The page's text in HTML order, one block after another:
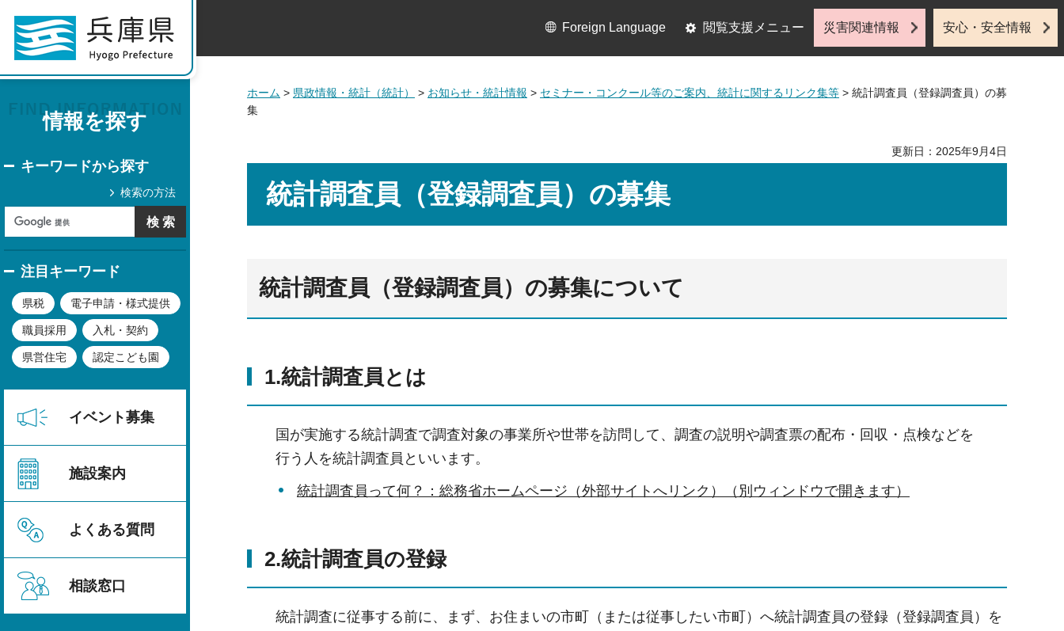
情報を探す
キーワードから探す
検索の方法
注目キーワード
県税 電子申請・様式提供
職員採用 入札・契約
県営住宅 認定こども園
イベント募集
施設案内
よくある質問
相談窓口
Foreign Language 閲覧支援メニュー 災害関連情報 安心・安全情報
ホーム > 県政情報・統計（統計） > お知らせ・統計情報 > セミナー・コンクール等のご案内、統計に関するリンク集等 > 統計調査員（登録調査員）の募
集
更新日：2025年9月4日
統計調査員（登録調査員）の募集
統計調査員（登録調査員）の募集について
1.統計調査員とは
国が実施する統計調査で調査対象の事業所や世帯を訪問して、調査の説明や調査票の配布・回収・点検などを
行う人を統計調査員といいます。
統計調査員って何？：総務省ホームページ（外部サイトへリンク）（別ウィンドウで開きます）
2.統計調査員の登録
統計調査に従事する前に、まず、お住まいの市町（または従事したい市町）へ統計調査員の登録（登録調査員）を